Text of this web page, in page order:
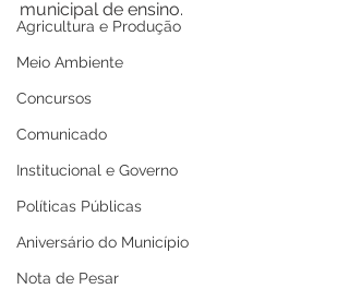
Agricultura e Produção
Meio Ambiente
Concursos
Comunicado
Institucional e Governo
Políticas Públicas
Aniversário do Município
Nota de Pesar
municipal de ensino.